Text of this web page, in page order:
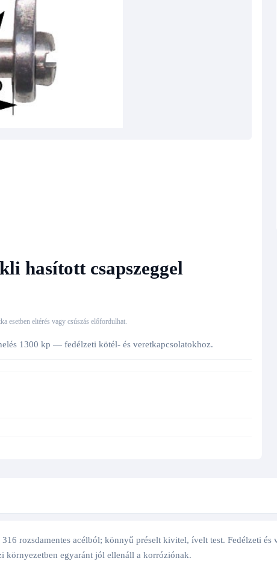
hasított csapszeggel
esetben eltérés vagy csúszás előfordulhat.
1300 kp — fedélzeti kötél- és veretkapcsolatokhoz.
rozsdamentes acélból; könnyű préselt kivitel, ívelt test. Fedélzeti
környezetben egyaránt jól ellenáll a korróziónak.